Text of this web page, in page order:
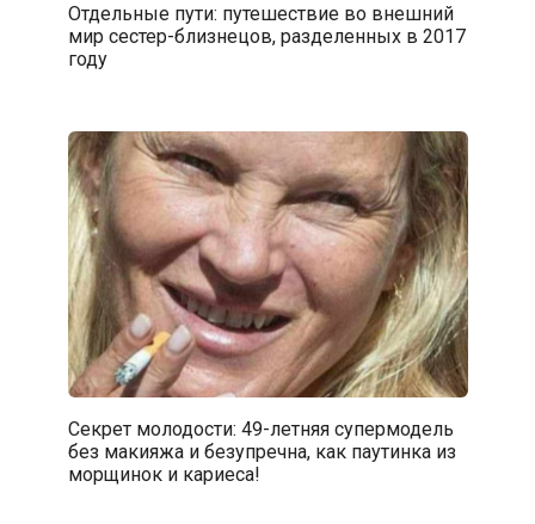
Отдельные пути: путешествие во внешний
мир сестер-близнецов, разделенных в 2017
году
Секрет молодости: 49-летняя супермодель
без макияжа и безупречна, как паутинка из
морщинок и кариеса!